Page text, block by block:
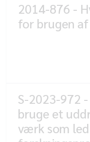
2014-876 -
for brugen
S-2023-972
bruge et
værk som